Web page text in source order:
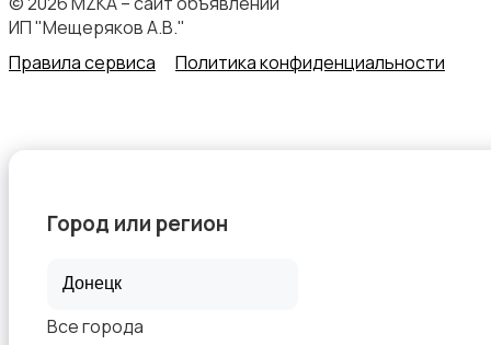
ИП "Мещеряков А.В."
Правила сервиса
Политика конфиденциальности
Город или регион
Все города